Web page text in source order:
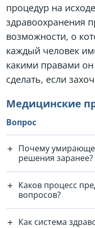
процедур на
здравоохранения
возможности, о
каждый человек
какими правами
сделать, если
Медицинские
Вопрос
Почему
решения заранее?
Каков процесс
вопросов?
Как система